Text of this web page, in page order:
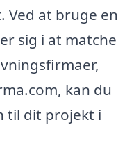
Ved at bruge en
sig i at matche
kan du
til dit projekt i